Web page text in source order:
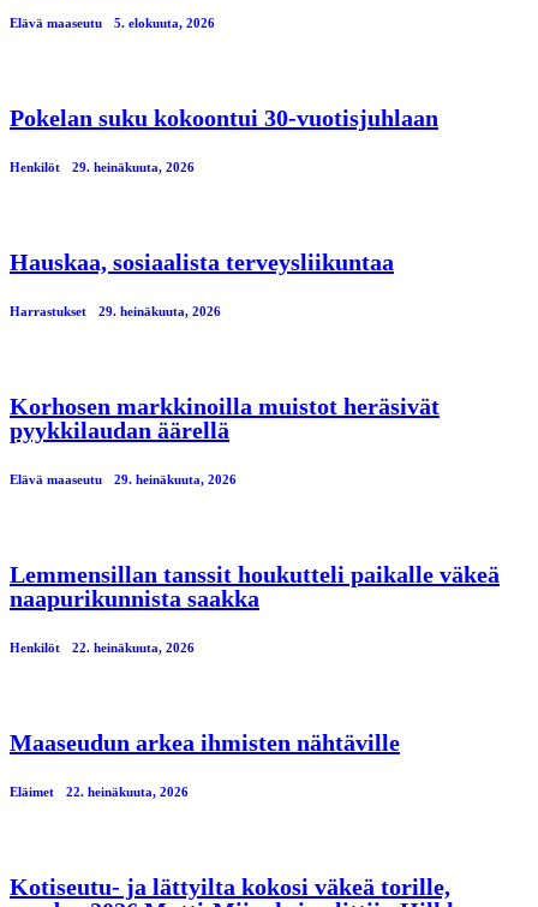
Elävä maaseutu 5. elokuuta, 2026
Pokelan suku kokoontui 30-vuotisjuhlaan
Henkilöt 29. heinäkuuta, 2026
Hauskaa, sosiaalista terveysliikuntaa
Harrastukset 29. heinäkuuta, 2026
Korhosen markkinoilla muistot heräsivät
pyykkilaudan äärellä
Elävä maaseutu 29. heinäkuuta, 2026
Lemmensillan tanssit houkutteli paikalle väkeä
naapurikunnista saakka
Henkilöt 22. heinäkuuta, 2026
Maaseudun arkea ihmisten nähtäville
Eläimet 22. heinäkuuta, 2026
Kotiseutu- ja lättyilta kokosi väkeä torille,